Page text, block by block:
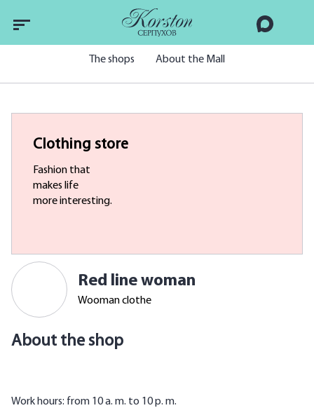
The shops About the Mall
Clothing store
Fashion that
makes life
more interesting.
Red line woman
Wooman clothe
About the shop
Work hours: from 10 a. m. to 10 p. m.